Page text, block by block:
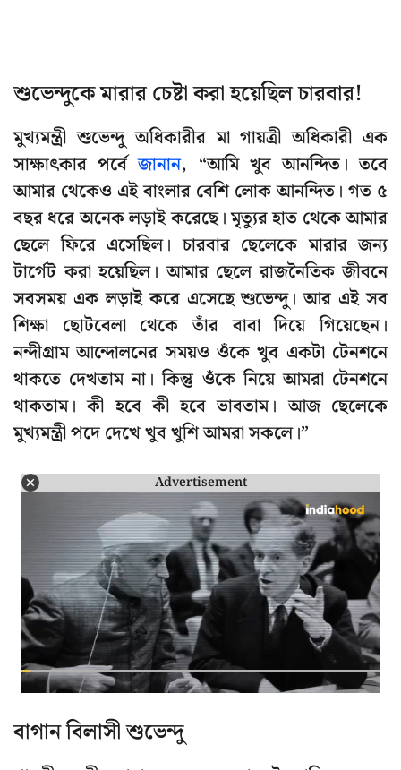
শুভেন্দুকে মারার চেষ্টা করা হয়েছিল চারবার!
মুখ্যমন্ত্রী শুভেন্দু অধিকারীর মা গায়ত্রী অধিকারী এক
সাক্ষাৎকার পর্বেজানান, “আমি খুব আনন্দিত। তবে
আমার থেকেও এই বাংলার বেশি লোক আনন্দিত। গত ৫
বছর ধরে অনেক লড়াই করেছে। মৃত্যুর হাত থেকে আমার
ছেলে ফিরে এসেছিল। চারবার ছেলেকে মারার জন্য
টার্গেট করা হয়েছিল। আমার ছেলে রাজনৈতিক জীবনে
সবসময় এক লড়াই করে এসেছে শুভেন্দু। আর এই সব
শিক্ষা ছোটবেলা থেকে তাঁর বাবা দিয়ে গিয়েছেন।
নন্দীগ্রাম আন্দোলনের সময়ও ওঁকে খুব একটা টেনশনে
থাকতে দেখতাম না। কিন্তু ওঁকে নিয়ে আমরা টেনশনে
থাকতাম। কী হবে কী হবে ভাবতাম। আজ ছেলেকে
মুখ্যমন্ত্রী পদে দেখে খুব খুশি আমরা সকলে।”
Advertisement
বাগান বিলাসী শুভেন্দু